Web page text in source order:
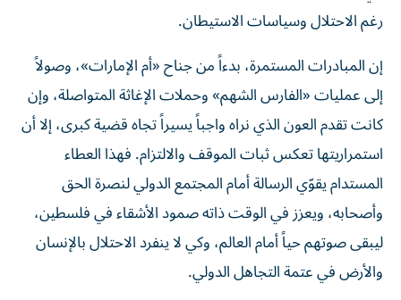
رغم الاحتلال وسياسات الاستيطان.
إن المبادرات المستمرة، بدءاً من جناح «أم الإمارات»، وصولاً
إلى عمليات «الفارس الشهم» وحملات الإغاثة المتواصلة، وإن
كانت تقدم العون الذي نراه واجباً يسيراً تجاه قضية كبرى، إلا أن
استمراريتها تعكس ثبات الموقف والالتزام. فهذا العطاء
المستدام يقوّي الرسالة أمام المجتمع الدولي لنصرة الحق
وأصحابه، ويعزز في الوقت ذاته صمود الأشقاء في فلسطين،
ليبقى صوتهم حياً أمام العالم، وكي لا ينفرد الاحتلال بالإنسان
والأرض في عتمة التجاهل الدولي.